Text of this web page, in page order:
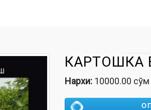
КАРТОШКА
Нархи: 10000.00 сўм